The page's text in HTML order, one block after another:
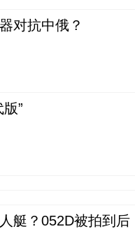
对抗中俄？
”
艇？052D被拍到